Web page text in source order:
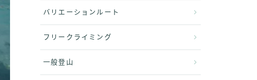
バリエーションルート
フリークライミング
一般登山